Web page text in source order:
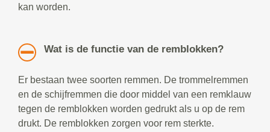
kan worden.
Wat is de functie van de remblokken?
Er bestaan twee soorten remmen. De trommelremmen
en de schijfremmen die door middel van een remklauw
tegen de remblokken worden gedrukt als u op de rem
drukt. De remblokken zorgen voor rem sterkte.